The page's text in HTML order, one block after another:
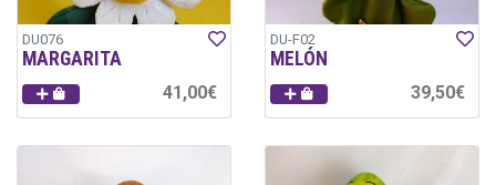
DU076
MARGARITA
41,00€
DU-F02
MELÓN
39,50€